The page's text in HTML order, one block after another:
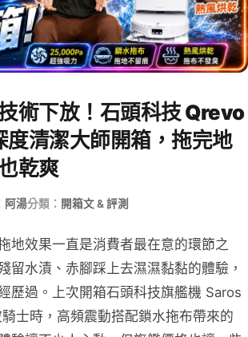
術下放！石頭科技 Qrevo
度清潔大師開箱，拖完地
乾爽
阿湯分類： 開箱文 & 評測
地效果一直是消費者最在意的環節之
留水漬、赤腳踩上去濕濕黏黏的體驗，
歷過。上次開箱石頭科技旗艦機 Saros
士時，高頻震動搭配鎖水拖布帶來的